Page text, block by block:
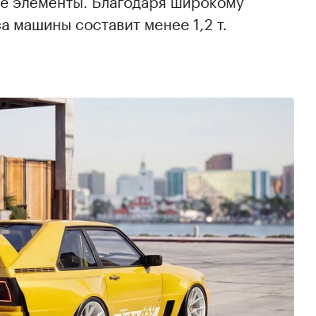
машины составит менее 1,2 т.